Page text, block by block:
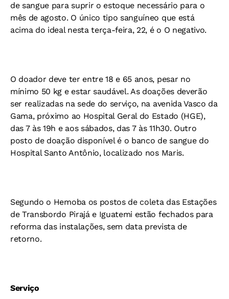
de sangue para suprir o estoque necessário para o
mês de agosto. O único tipo sanguíneo que está
acima do ideal nesta terça-feira, 22, é o O negativo.
O doador deve ter entre 18 e 65 anos, pesar no
mínimo 50 kg e estar saudável. As doações deverão
ser realizadas na sede do serviço, na avenida Vasco da
Gama, próximo ao Hospital Geral do Estado (HGE),
das 7 às 19h e aos sábados, das 7 às 11h30. Outro
posto de doação disponível é o banco de sangue do
Hospital Santo Antônio, localizado nos Maris.
Segundo o Hemoba os postos de coleta das Estações
de Transbordo Pirajá e Iguatemi estão fechados para
reforma das instalações, sem data prevista de
retorno.
Serviço